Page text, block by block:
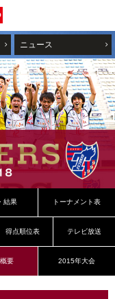
ニュース
結果 トーナメント表
得点順位表 テレビ放送
要 2015年大会